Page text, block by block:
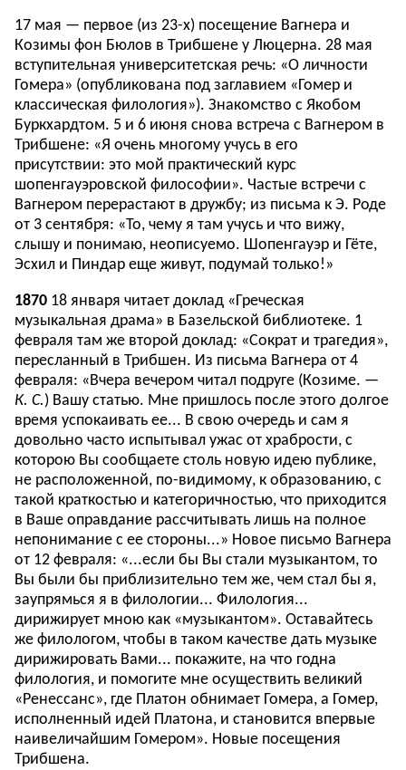
17 мая — первое (из 23-х) посещение Вагнера и
Козимы фон Бюлов в Трибшене у Люцерна. 28 мая
вступительная университетская речь: «О личности
Гомера» (опубликована под заглавием «Гомер и
классическая филология»). Знакомство с Якобом
Буркхардтом. 5 и 6 июня снова встреча с Вагнером в
Трибшене: «Я очень многому учусь в его
присутствии: это мой практический курс
шопенгауэровской философии». Частые встречи с
Вагнером перерастают в дружбу; из письма к Э. Роде
от 3 сентября: «То, чему я там учусь и что вижу,
слышу и понимаю, неописуемо. Шопенгауэр и Гёте,
Эсхил и Пиндар еще живут, подумай только!»
1870 18 января читает доклад «Греческая
музыкальная драма» в Базельской библиотеке. 1
февраля там же второй доклад: «Сократ и трагедия»,
пересланный в Трибшен. Из письма Вагнера от 4
февраля: «Вчера вечером читал подруге (Козиме. —
К. С.) Вашу статью. Мне пришлось после этого долгое
время успокаивать ее... В свою очередь и сам я
довольно часто испытывал ужас от храбрости, с
которою Вы сообщаете столь новую идею публике,
не расположенной, по-видимому, к образованию, с
такой краткостью и категоричностью, что приходится
в Ваше оправдание рассчитывать лишь на полное
непонимание с ее стороны...» Новое письмо Вагнера
от 12 февраля: «...если бы Вы стали музыкантом, то
Вы были бы приблизительно тем же, чем стал бы я,
заупрямься я в филологии... Филология...
дирижирует мною как «музыкантом». Оставайтесь
же филологом, чтобы в таком качестве дать музыке
дирижировать Вами... покажите, на что годна
филология, и помогите мне осуществить великий
«Ренессанс», где Платон обнимает Гомера, а Гомер,
исполненный идей Платона, и становится впервые
наивеличайшим Гомером». Новые посещения
Трибшена.